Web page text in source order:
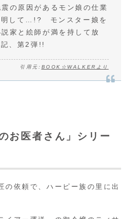
の原因があるモン娘の仕業
明して…!? モンスター娘を
家と絵師が満を持して放
、第2弾!!
引用元: BOOK☆WALKERより
お医者さん」シリー
の依頼で、ハーピー族の里に出